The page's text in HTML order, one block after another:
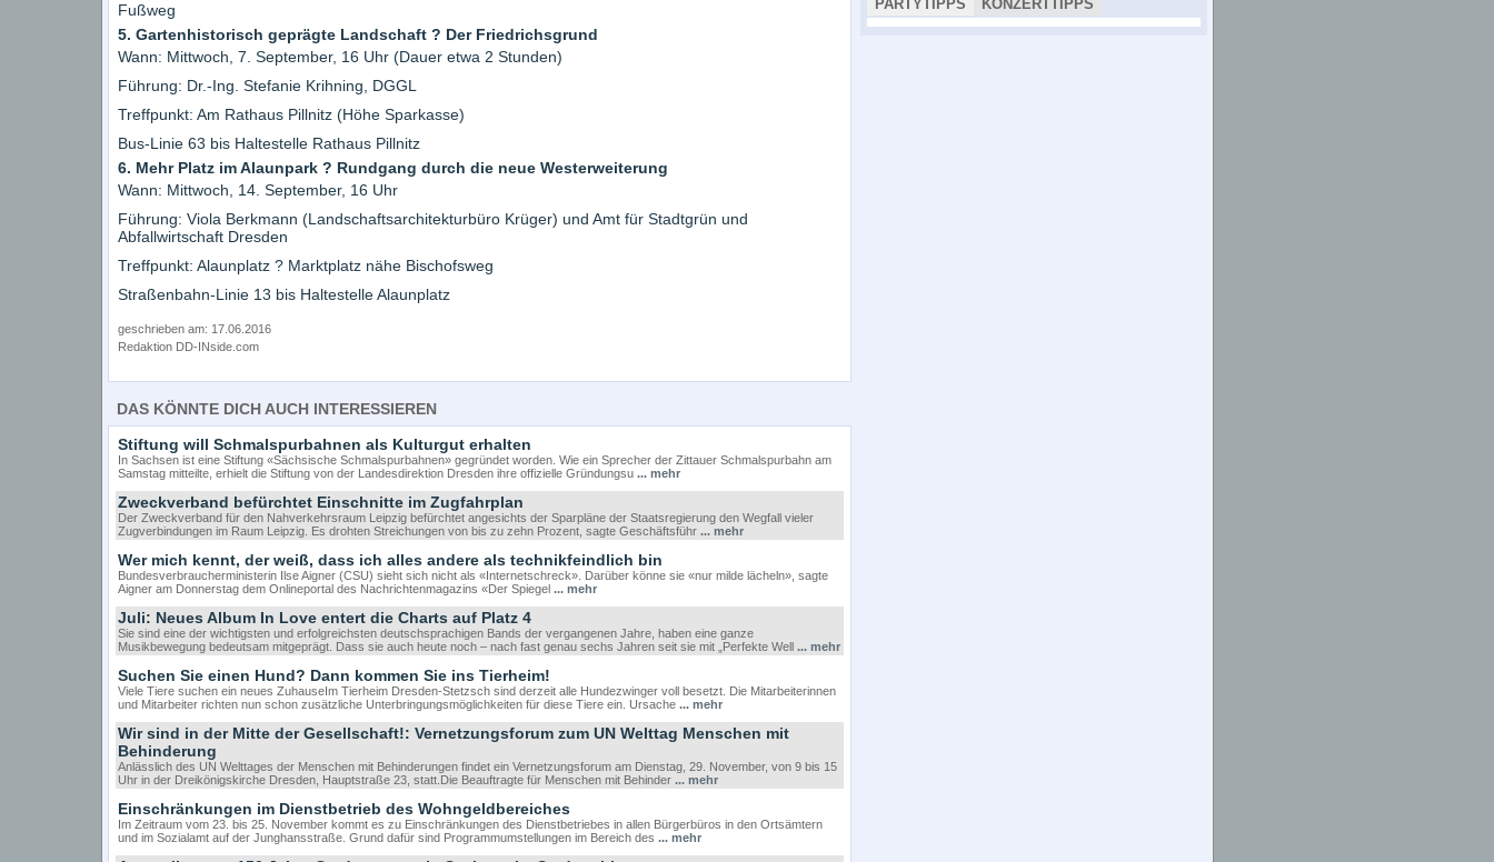
Fußweg
5. Gartenhistorisch geprägte Landschaft ? Der Friedrichsgrund
Wann: Mittwoch, 7. September, 16 Uhr (Dauer etwa 2 Stunden)
Führung: Dr.-Ing. Stefanie Krihning, DGGL
Treffpunkt: Am Rathaus Pillnitz (Höhe Sparkasse)
Bus-Linie 63 bis Haltestelle Rathaus Pillnitz
6. Mehr Platz im Alaunpark ? Rundgang durch die neue Westerweiterung
Wann: Mittwoch, 14. September, 16 Uhr
Führung: Viola Berkmann (Landschaftsarchitekturbüro Krüger) und Amt für Stadtgrün und
Abfallwirtschaft Dresden
Treffpunkt: Alaunplatz ? Marktplatz nähe Bischofsweg
Straßenbahn-Linie 13 bis Haltestelle Alaunplatz
geschrieben am: 17.06.2016
Redaktion DD-INside.com
DAS KÖNNTE DICH AUCH INTERESSIEREN
Stiftung will Schmalspurbahnen als Kulturgut erhalten
In Sachsen ist eine Stiftung «Sächsische Schmalspurbahnen» gegründet worden. Wie ein Sprecher der Zittauer Schmalspurbahn am
Samstag mitteilte, erhielt die Stiftung von der Landesdirektion Dresden ihre offizielle Gründungsu ... mehr
Zweckverband befürchtet Einschnitte im Zugfahrplan
Der Zweckverband für den Nahverkehrsraum Leipzig befürchtet angesichts der Sparpläne der Staatsregierung den Wegfall vieler
Zugverbindungen im Raum Leipzig. Es drohten Streichungen von bis zu zehn Prozent, sagte Geschäftsführ ... mehr
Wer mich kennt, der weiß, dass ich alles andere als technikfeindlich bin
Bundesverbraucherministerin Ilse Aigner (CSU) sieht sich nicht als «Internetschreck». Darüber könne sie «nur milde lächeln», sagte
Aigner am Donnerstag dem Onlineportal des Nachrichtenmagazins «Der Spiegel ... mehr
Juli: Neues Album In Love entert die Charts auf Platz 4
Sie sind eine der wichtigsten und erfolgreichsten deutschsprachigen Bands der vergangenen Jahre, haben eine ganze
Musikbewegung bedeutsam mitgeprägt. Dass sie auch heute noch – nach fast genau sechs Jahren seit sie mit „Perfekte Well ... mehr
Suchen Sie einen Hund? Dann kommen Sie ins Tierheim!
Viele Tiere suchen ein neues ZuhauseIm Tierheim Dresden-Stetzsch sind derzeit alle Hundezwinger voll besetzt. Die Mitarbeiterinnen
und Mitarbeiter richten nun schon zusätzliche Unterbringungsmöglichkeiten für diese Tiere ein. Ursache ... mehr
Wir sind in der Mitte der Gesellschaft!: Vernetzungsforum zum UN Welttag Menschen mit
Behinderung
Anlässlich des UN Welttages der Menschen mit Behinderungen findet ein Vernetzungsforum am Dienstag, 29. November, von 9 bis 15
Uhr in der Dreikönigskirche Dresden, Hauptstraße 23, statt.Die Beauftragte für Menschen mit Behinder ... mehr
Einschränkungen im Dienstbetrieb des Wohngeldbereiches
Im Zeitraum vom 23. bis 25. November kommt es zu Einschränkungen des Dienstbetriebes in allen Bürgerbüros in den Ortsämtern
und im Sozialamt auf der Junghansstraße. Grund dafür sind Programmumstellungen im Bereich des ... mehr
PARTYTIPPS KONZERTTIPPS